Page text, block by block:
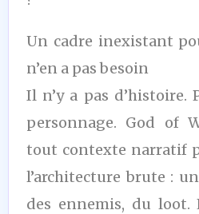
Un cadre inexistant
n’en a pas besoin
Il n’y a pas d’histoire.
personnage. God of
tout contexte narratif
l’architecture brute :
des ennemis, du loot.